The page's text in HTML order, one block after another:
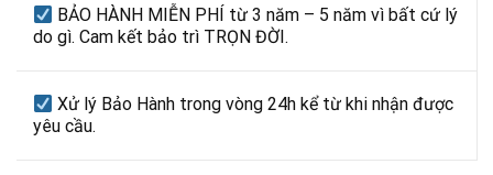
BẢO HÀNH MIỄN PHÍ từ 3 năm – 5 năm vì bất cứ lý
do gì. Cam kết bảo trì TRỌN ĐỜI.
Xử lý Bảo Hành trong vòng 24h kể từ khi nhận được
yêu cầu.